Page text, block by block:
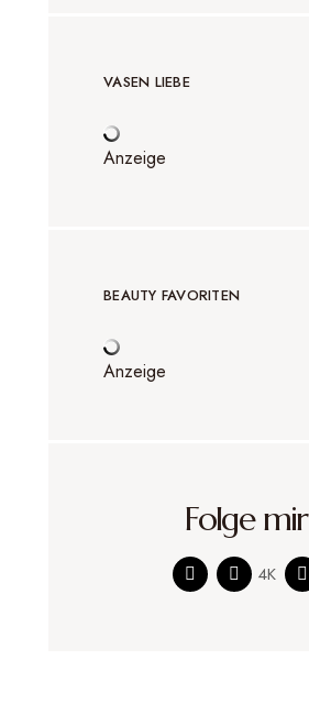
VASEN LIEBE
Anzeige
BEAUTY FAVORITEN
Anzeige
Folge mir
4K